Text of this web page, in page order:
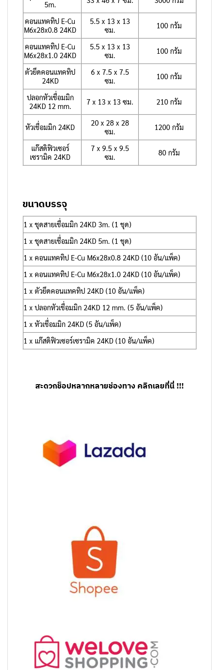
5m.
คอนแทคทิป E-Cu
M6x28x0.8 24KD
5.5 x 13 x 13
ซม.
100 กรัม
คอนแทคทิป E-Cu
M6x28x1.0 24KD
5.5 x 13 x 13
ซม.
100 กรัม
ตัวยึดคอนแทคทิป
24KD
6 x 7.5 x 7.5
ซม.
100 กรัม
ปลอกหัวเชื่อมมิก
24KD 12 mm.
7 x 13 x 13 ซม. 210 กรัม
หัวเชื่อมมิก 24KD
20 x 28 x 28
ซม.
1200 กรัม
แก๊สดิฟิวเซอร์
เซรามิค 24KD
7 x 9.5 x 9.5
ซม.
80 กรัม
ขนาดบรรจุ
1 x ชุดสายเชื่อมมิก 24KD 3m. (1 ชุด)
1 x ชุดสายเชื่อมมิก 24KD 5m. (1 ชุด)
1 x คอนแทคทิป E-Cu M6x28x0.8 24KD (10 อัน/แพ็ค)
1 x คอนแทคทิป E-Cu M6x28x1.0 24KD (10 อัน/แพ็ค)
1 x ตัวยึดคอนแทคทิป 24KD (10 อัน/แพ็ค)
1 x ปลอกหัวเชื่อมมิก 24KD 12 mm. (5 อัน/แพ็ค)
1 x หัวเชื่อมมิก 24KD (5 อัน/แพ็ค)
1 x แก๊สดิฟิวเซอร์เซรามิค 24KD (10 อัน/แพ็ค)
สะดวกช็อปหลากหลายช่องทาง คลิกเลยที่นี่ !!!